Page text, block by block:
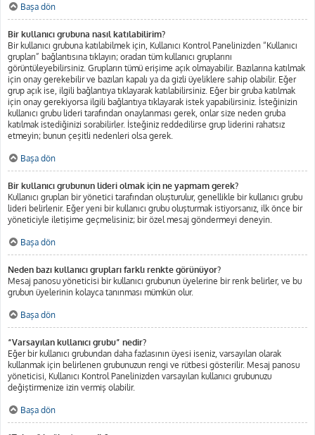
Başa dön
Bir kullanıcı grubuna nasıl katılabilirim?
Bir kullanıcı grubuna katılabilmek için, Kullanıcı Kontrol Panelinizden “Kullanıcı
grupları” bağlantısına tıklayın; oradan tüm kullanıcı gruplarını
görüntüleyebilirsiniz. Grupların tümü erişime açık olmayabilir. Bazılarına katılmak
için onay gerekebilir ve bazıları kapalı ya da gizli üyeliklere sahip olabilir. Eğer
grup açık ise, ilgili bağlantıya tıklayarak katılabilirsiniz. Eğer bir gruba katılmak
için onay gerekiyorsa ilgili bağlantıya tıklayarak istek yapabilirsiniz. İsteğinizin
kullanıcı grubu lideri tarafından onaylanması gerek, onlar size neden gruba
katılmak istediğinizi sorabilirler. İsteğiniz reddedilirse grup liderini rahatsız
etmeyin; bunun çeşitli nedenleri olsa gerek.
Başa dön
Bir kullanıcı grubunun lideri olmak için ne yapmam gerek?
Kullanıcı grupları bir yönetici tarafından oluşturulur, genellikle bir kullanıcı grubu
lideri belirlenir. Eğer yeni bir kullanıcı grubu oluşturmak istiyorsanız, ilk önce bir
yöneticiyle iletişime geçmelisiniz; bir özel mesaj göndermeyi deneyin.
Başa dön
Neden bazı kullanıcı grupları farklı renkte görünüyor?
Mesaj panosu yöneticisi bir kullanıcı grubunun üyelerine bir renk belirler, ve bu
grubun üyelerinin kolayca tanınması mümkün olur.
Başa dön
“Varsayılan kullanıcı grubu” nedir?
Eğer bir kullanıcı grubundan daha fazlasının üyesi iseniz, varsayılan olarak
kullanmak için belirlenen grubunuzun rengi ve rütbesi gösterilir. Mesaj panosu
yöneticisi, Kullanıcı Kontrol Panelinizden varsayılan kullanıcı grubunuzu
değiştirmenize izin vermiş olabilir.
Başa dön